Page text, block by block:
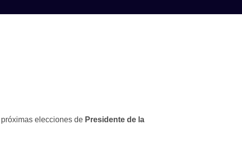
elecciones de Presidente de la